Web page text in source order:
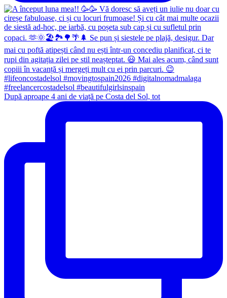
După aproape 4 ani de viață pe Costa del Sol, tot